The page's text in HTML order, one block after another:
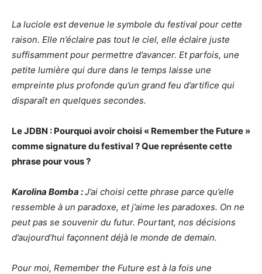
La luciole est devenue le symbole du festival pour cette
raison. Elle n’éclaire pas tout le ciel, elle éclaire juste
suffisamment pour permettre d’avancer. Et parfois, une
petite lumière qui dure dans le temps laisse une
empreinte plus profonde qu’un grand feu d’artifice qui
disparaît en quelques secondes.
Le JDBN : Pourquoi avoir choisi « Remember the Future »
comme signature du festival ? Que représente cette
phrase pour vous ?
Karolina Bomba :J’ai choisi cette phrase parce qu’elle
ressemble à un paradoxe, et j’aime les paradoxes. On ne
peut pas se souvenir du futur. Pourtant, nos décisions
d’aujourd’hui façonnent déjà le monde de demain.
Pour moi, Remember the Future est à la fois une